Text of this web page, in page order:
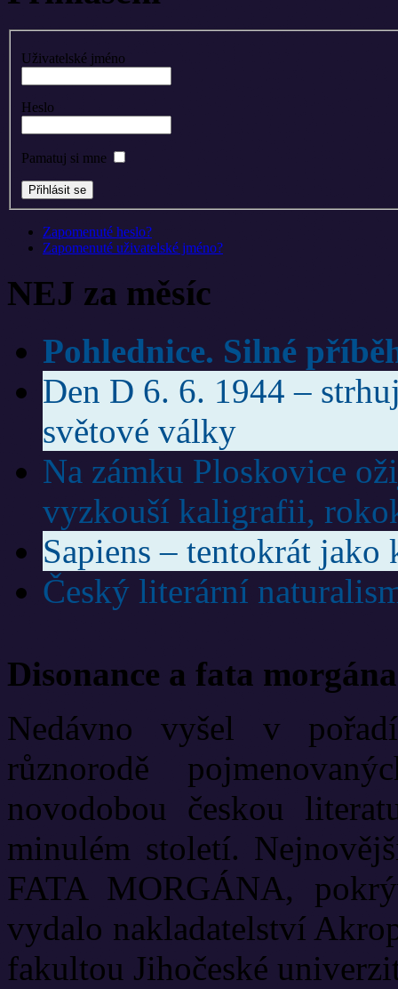
Uživatelské jméno
Heslo
Pamatuj si mne
Zapomenuté heslo?
Zapomenuté uživatelské jméno?
NEJ za měsíc
Pohlednice. Silné
Den D 6. 6. 1944 –
světové války
Na zámku Ploskovice
vyzkouší kaligrafii,
Sapiens – tentokrát jako
Český literární
Disonance a fata morgána
Nedávno vyšel v
různorodě
novodobou českou
minulém století.
FATA MORGÁNA,
vydalo nakladatelství
fakultou Jihočeské